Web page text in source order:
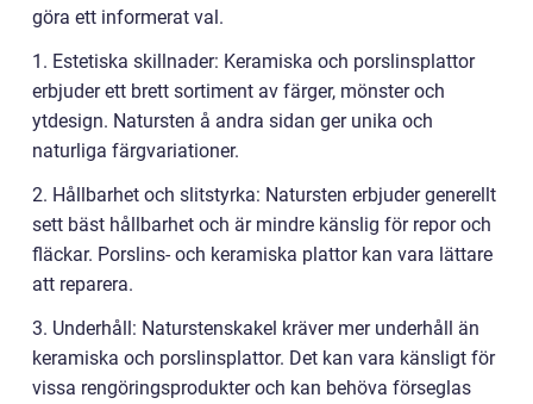
göra ett informerat val.
1. Estetiska skillnader: Keramiska och porslinsplattor
erbjuder ett brett sortiment av färger, mönster och
ytdesign. Natursten å andra sidan ger unika och
naturliga färgvariationer.
2. Hållbarhet och slitstyrka: Natursten erbjuder generellt
sett bäst hållbarhet och är mindre känslig för repor och
fläckar. Porslins- och keramiska plattor kan vara lättare
att reparera.
3. Underhåll: Naturstenskakel kräver mer underhåll än
keramiska och porslinsplattor. Det kan vara känsligt för
vissa rengöringsprodukter och kan behöva förseglas